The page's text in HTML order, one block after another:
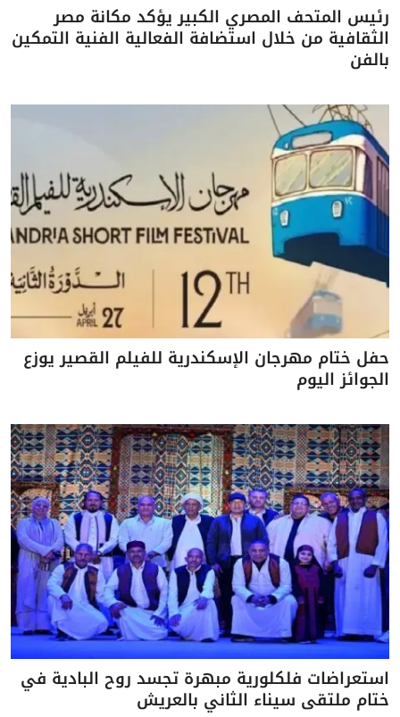
رئيس المتحف المصري الكبير يؤكد مكانة مصر
الثقافية من خلال استضافة الفعالية الفنية التمكين
بالفن
حفل ختام مهرجان الإسكندرية للفيلم القصير يوزع
الجوائز اليوم
استعراضات فلكلورية مبهرة تجسد روح البادية في
ختام ملتقى سيناء الثاني بالعريش